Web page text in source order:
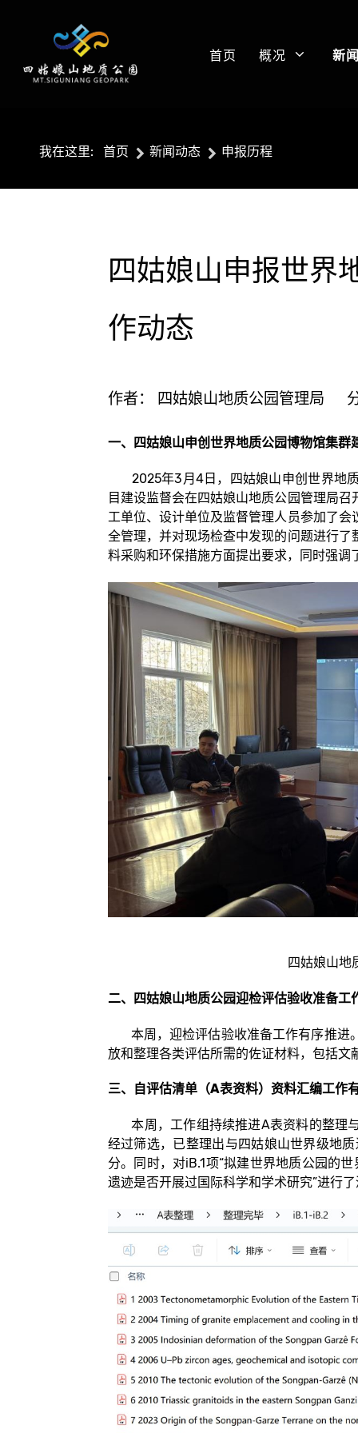
首页 概况 新
我在这里: 首页 新闻动态 申报历程
四姑娘山申报世界
作动态
作者： 四姑娘山地质公园管理局
一、四姑娘山申创世界地质公园博物馆集群
2025年3月4日，四姑娘山申创世界地质
目建设监督会在四姑娘山地质公园管理局
工单位、设计单位及监督管理人员参加了
全管理，并对现场检查中发现的问题进行
料采购和环保措施方面提出要求，同时强
四姑娘山地
二、四姑娘山地质公园迎检评估验收准备工
本周，迎检评估验收准备工作有序推进
放和整理各类评估所需的佐证材料，包括
三、自评估清单（A表资料）资料汇编工作
本周，工作组持续推进A表资料的整理
经过筛选，已整理出与四姑娘山世界级地
分。同时，对iB.1项“拟建世界地质公园的
遗迹是否开展过国际科学和学术研究”进行